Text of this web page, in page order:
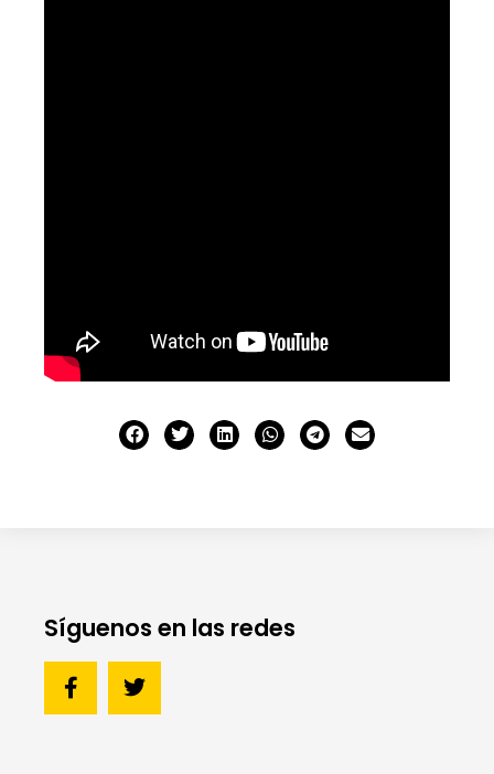
Síguenos en las redes